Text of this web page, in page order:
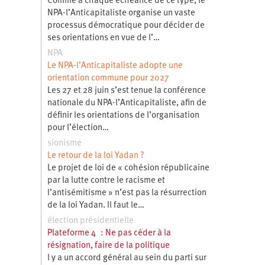
NPA-l’Anticapitaliste organise un vaste
processus démocratique pour décider de
ses orientations en vue de l’…
NPA
Le NPA-l’Anticapitaliste adopte une
orientation commune pour 2027
Les 27 et 28 juin s’est tenue la conférence
nationale du NPA-l’Anticapitaliste, afin de
définir les orientations de l’organisation
pour l’élection…
sionisme
Le retour de la loi Yadan ?
Le projet de loi de « cohésion républicaine
par la lutte contre le racisme et
l’antisémitisme » n’est pas la résurrection
de la loi Yadan. Il faut le…
élection présidentielle
Plateforme 4 : Ne pas céder à la
résignation, faire de la politique
l y a un accord général au sein du parti sur